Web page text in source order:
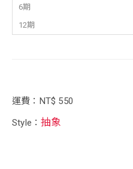
6期
12期
運費：NT$ 550
Style：抽象